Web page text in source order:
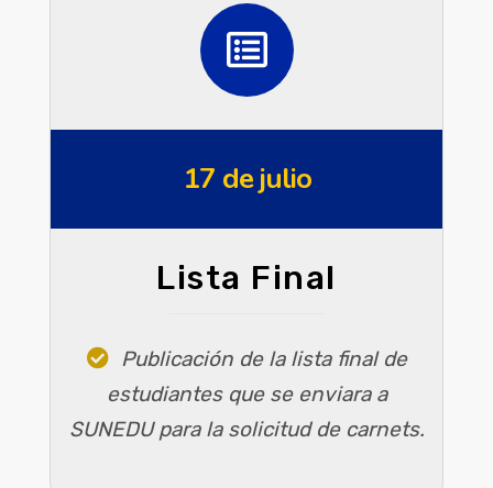
17 de julio
Lista Final
Publicación de la lista final de
estudiantes que se enviara a
SUNEDU para la solicitud de carnets.